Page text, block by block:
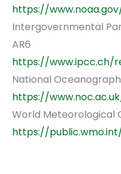
https://
Intergovernmental
AR6
https://www.ipcc.ch/
National
https://
World Meteorological
https://public.wmo.int